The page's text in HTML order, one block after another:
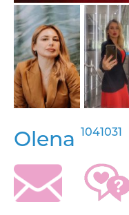
Olena 1041031